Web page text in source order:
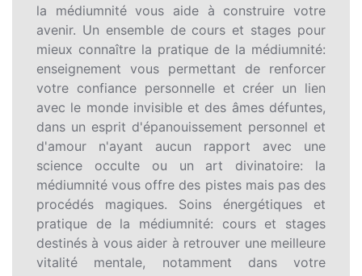
la médiumnité vous aide à construire votre
avenir. Un ensemble de cours et stages pour
mieux connaître la pratique de la médiumnité:
enseignement vous permettant de renforcer
votre confiance personnelle et créer un lien
avec le monde invisible et des âmes défuntes,
dans un esprit d'épanouissement personnel et
d'amour n'ayant aucun rapport avec une
science occulte ou un art divinatoire: la
médiumnité vous offre des pistes mais pas des
procédés magiques. Soins énergétiques et
pratique de la médiumnité: cours et stages
destinés à vous aider à retrouver une meilleure
vitalité mentale, notamment dans votre